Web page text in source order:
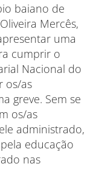
baiano de
Mercês,
uma
cumprir o
Nacional do
os/as
greve. Sem se
os/as
administrado,
educação
nas